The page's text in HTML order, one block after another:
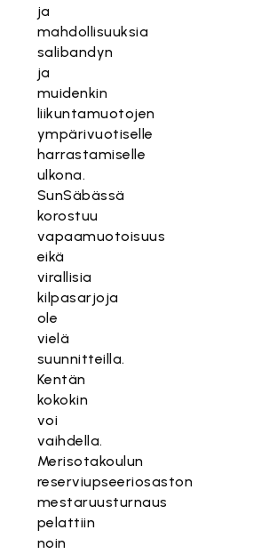
ja
mahdollisuuksia
salibandyn
ja
muidenkin
liikuntamuotojen
ympärivuotiselle
harrastamiselle
ulkona.
SunSäbässä
korostuu
vapaamuotoisuus
eikä
virallisia
kilpasarjoja
ole
vielä
suunnitteilla.
Kentän
kokokin
voi
vaihdella.
Merisotakoulun
reserviupseeriosaston
mestaruusturnaus
pelattiin
noin